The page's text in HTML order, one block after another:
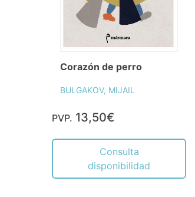
Corazón de perro
BULGAKOV, MIJAIL
PVP. 13,50€
Consulta
disponibilidad